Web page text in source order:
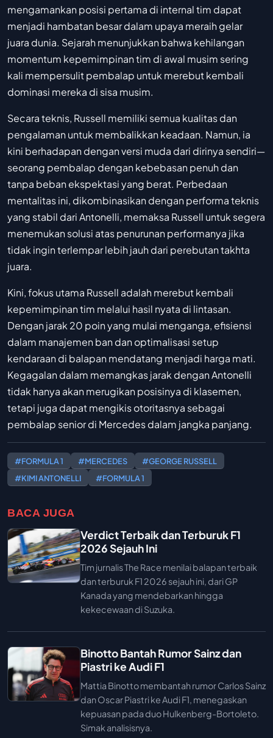
mengamankan posisi pertama di internal tim dapat
menjadi hambatan besar dalam upaya meraih gelar
juara dunia. Sejarah menunjukkan bahwa kehilangan
momentum kepemimpinan tim di awal musim sering
kali mempersulit pembalap untuk merebut kembali
dominasi mereka di sisa musim.
Secara teknis, Russell memiliki semua kualitas dan
pengalaman untuk membalikkan keadaan. Namun, ia
kini berhadapan dengan versi muda dari dirinya sendiri—
seorang pembalap dengan kebebasan penuh dan
tanpa beban ekspektasi yang berat. Perbedaan
mentalitas ini, dikombinasikan dengan performa teknis
yang stabil dari Antonelli, memaksa Russell untuk segera
menemukan solusi atas penurunan performanya jika
tidak ingin terlempar lebih jauh dari perebutan takhta
juara.
Kini, fokus utama Russell adalah merebut kembali
kepemimpinan tim melalui hasil nyata di lintasan.
Dengan jarak 20 poin yang mulai menganga, efisiensi
dalam manajemen ban dan optimalisasi setup
kendaraan di balapan mendatang menjadi harga mati.
Kegagalan dalam memangkas jarak dengan Antonelli
tidak hanya akan merugikan posisinya di klasemen,
tetapi juga dapat mengikis otoritasnya sebagai
pembalap senior di Mercedes dalam jangka panjang.
#FORMULA 1 #MERCEDES
#GEORGE RUSSELL
#KIMI ANTONELLI
#FORMULA 1
BACA JUGA
Verdict Terbaik dan Terburuk F1
2026 Sejauh Ini
Tim jurnalis The Race menilai balapan terbaik
dan terburuk F1 2026 sejauh ini, dari GP
Kanada yang mendebarkan hingga
kekecewaan di Suzuka.
Binotto Bantah Rumor Sainz dan
Piastri ke Audi F1
Mattia Binotto membantah rumor Carlos Sainz
dan Oscar Piastri ke Audi F1, menegaskan
kepuasan pada duo Hulkenberg-Bortoleto.
Simak analisisnya.